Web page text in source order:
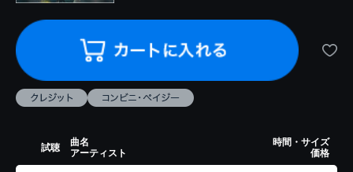
試聴
曲名
アーティスト
時間・サイズ
価格